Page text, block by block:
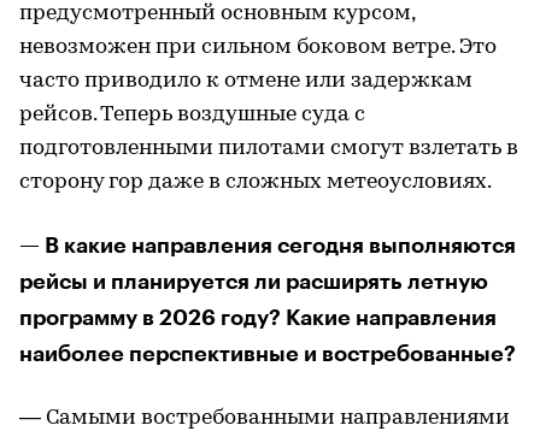
предусмотренный основным курсом,
невозможен при сильном боковом ветре. Это
часто приводило к отмене или задержкам
рейсов. Теперь воздушные суда с
подготовленными пилотами смогут взлетать в
сторону гор даже в сложных метеоусловиях.
— В какие направления сегодня выполняются
рейсы и планируется ли расширять летную
программу в 2026 году? Какие направления
наиболее перспективные и востребованные?
— Самыми востребованными направлениями